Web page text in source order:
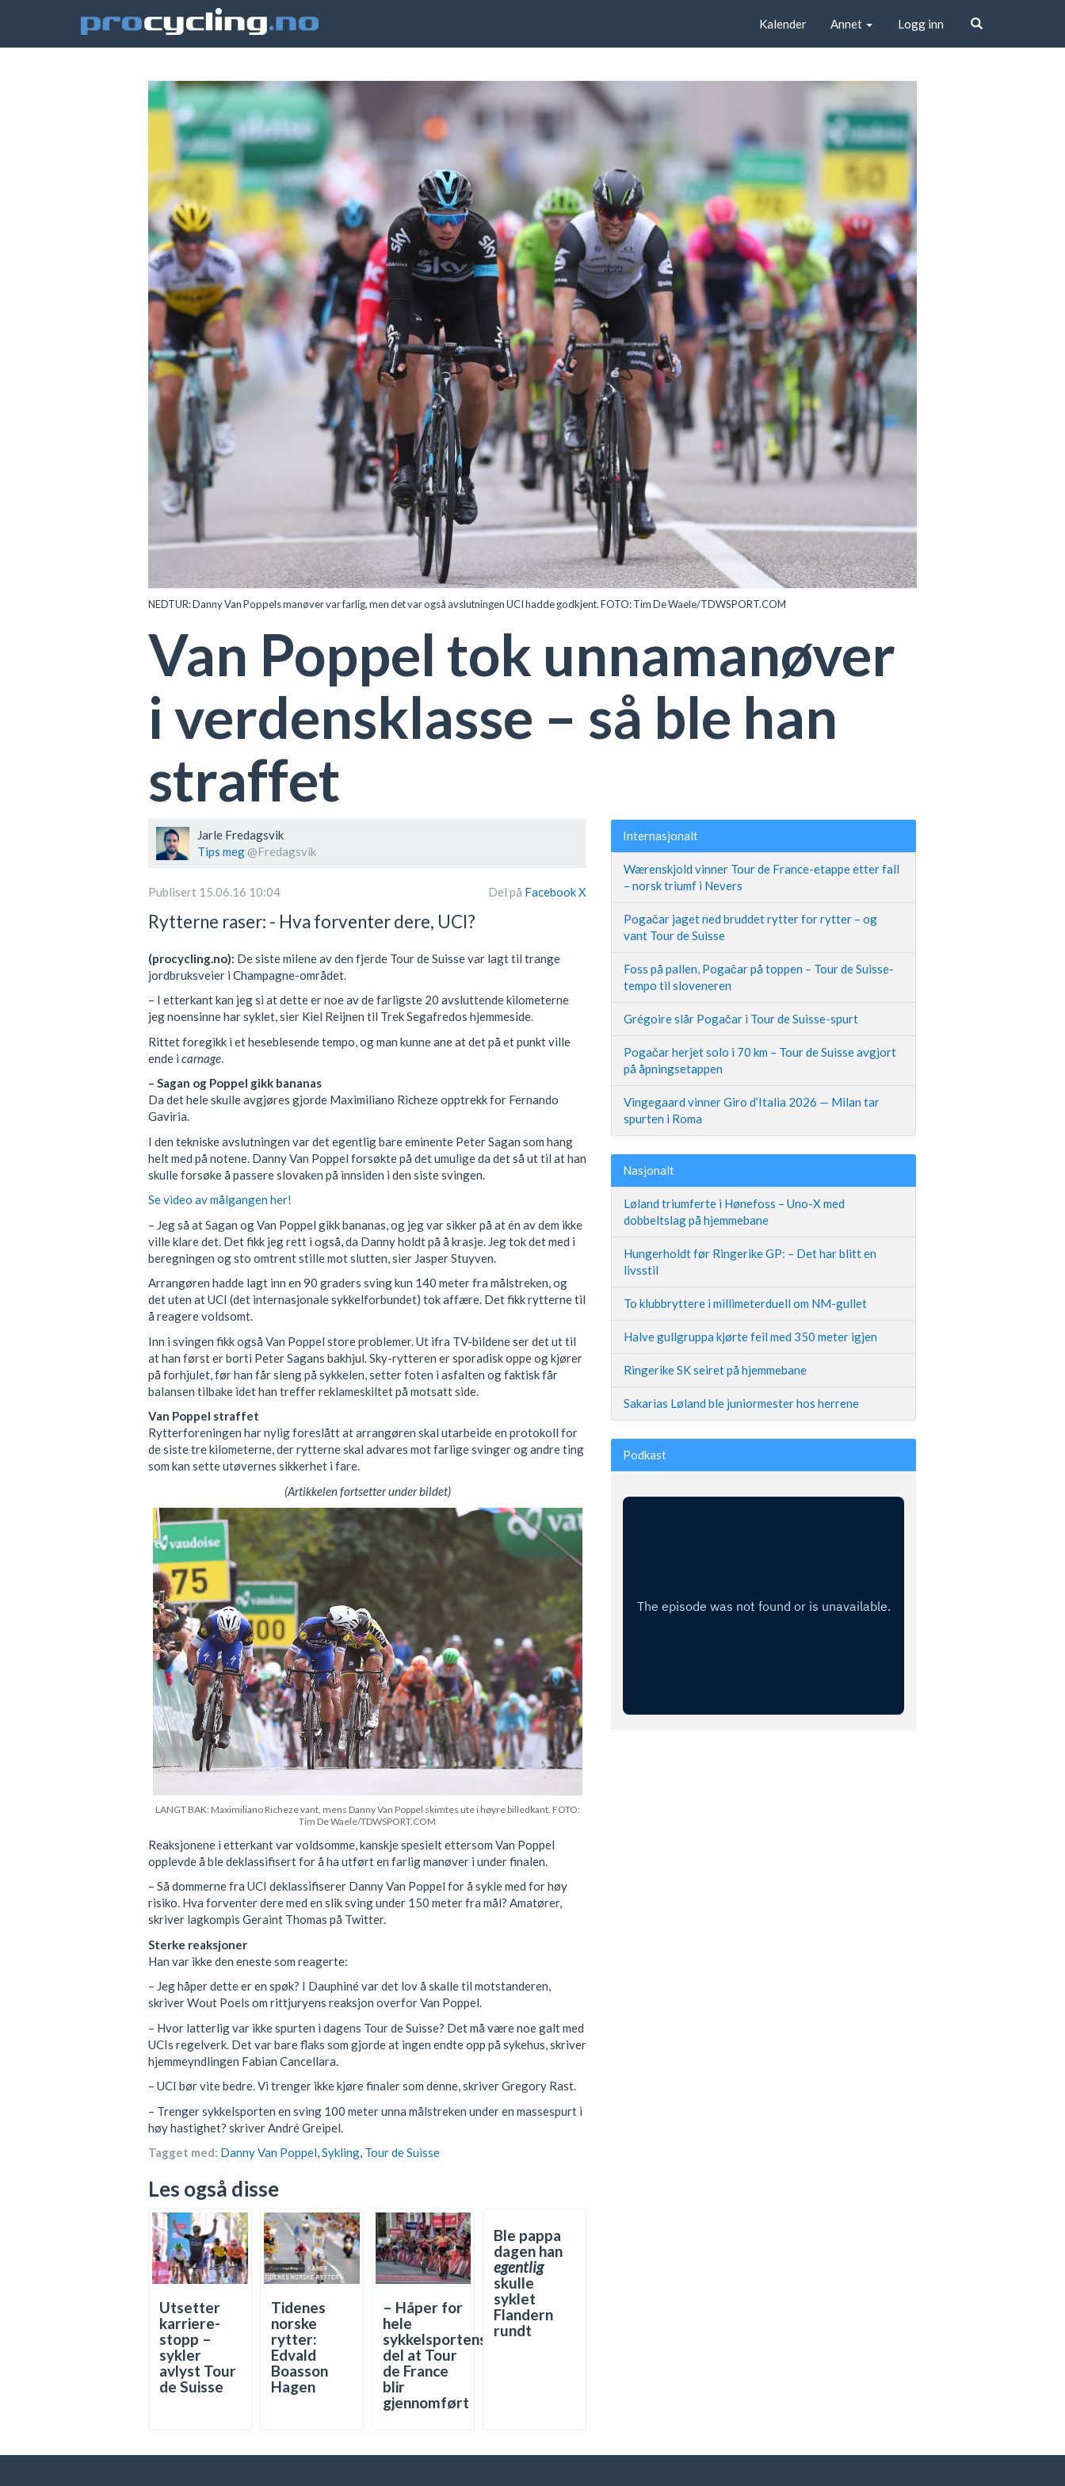
Kalender Annet Logg inn
NEDTUR: Danny Van Poppels manøver var farlig, men det var også avslutningen UCI hadde godkjent. FOTO: Tim De Waele/TDWSPORT.COM
Van Poppel tok unnamanøver
i verdensklasse – så ble han
straffet
Jarle Fredagsvik
Tips meg @Fredagsvik
Publisert 15.06.16 10:04 Del på FacebookX
Rytterne raser: - Hva forventer dere, UCI?
(procycling.no): De siste milene av den fjerde Tour de Suisse var lagt til trange
jordbruksveier i Champagne-området.
– I etterkant kan jeg si at dette er noe av de farligste 20 avsluttende kilometerne
jeg noensinne har syklet, sier Kiel Reijnen til Trek Segafredos hjemmeside.
Rittet foregikk i et heseblesende tempo, og man kunne ane at det på et punkt ville
ende i carnage.
– Sagan og Poppel gikk bananas
Da det hele skulle avgjøres gjorde Maximiliano Richeze opptrekk for Fernando
Gaviria.
I den tekniske avslutningen var det egentlig bare eminente Peter Sagan som hang
helt med på notene. Danny Van Poppel forsøkte på det umulige da det så ut til at han
skulle forsøke å passere slovaken på innsiden i den siste svingen.
Se video av målgangen her!
– Jeg så at Sagan og Van Poppel gikk bananas, og jeg var sikker på at én av dem ikke
ville klare det. Det fikk jeg rett i også, da Danny holdt på å krasje. Jeg tok det med i
beregningen og sto omtrent stille mot slutten, sier Jasper Stuyven.
Arrangøren hadde lagt inn en 90 graders sving kun 140 meter fra målstreken, og
det uten at UCI (det internasjonale sykkelforbundet) tok affære. Det fikk rytterne til
å reagere voldsomt.
Inn i svingen fikk også Van Poppel store problemer. Ut ifra TV-bildene ser det ut til
at han først er borti Peter Sagans bakhjul. Sky-rytteren er sporadisk oppe og kjører
på forhjulet, før han får sleng på sykkelen, setter foten i asfalten og faktisk får
balansen tilbake idet han treffer reklameskiltet på motsatt side.
Van Poppel straffet
Rytterforeningen har nylig foreslått at arrangøren skal utarbeide en protokoll for
de siste tre kilometerne, der rytterne skal advares mot farlige svinger og andre ting
som kan sette utøvernes sikkerhet i fare.
(Artikkelen fortsetter under bildet)
LANGT BAK: Maximiliano Richeze vant, mens Danny Van Poppel skimtes ute i høyre billedkant. FOTO:
Tim De Waele/TDWSPORT.COM
Reaksjonene i etterkant var voldsomme, kanskje spesielt ettersom Van Poppel
opplevde å ble deklassifisert for å ha utført en farlig manøver i under finalen.
– Så dommerne fra UCI deklassifiserer Danny Van Poppel for å sykle med for høy
risiko. Hva forventer dere med en slik sving under 150 meter fra mål? Amatører,
skriver lagkompis Geraint Thomas på Twitter.
Sterke reaksjoner
Han var ikke den eneste som reagerte:
– Jeg håper dette er en spøk? I Dauphiné var det lov å skalle til motstanderen,
skriver Wout Poels om rittjuryens reaksjon overfor Van Poppel.
– Hvor latterlig var ikke spurten i dagens Tour de Suisse? Det må være noe galt med
UCIs regelverk. Det var bare flaks som gjorde at ingen endte opp på sykehus, skriver
hjemmeyndlingen Fabian Cancellara.
– UCI bør vite bedre. Vi trenger ikke kjøre finaler som denne, skriver Gregory Rast.
– Trenger sykkelsporten en sving 100 meter unna målstreken under en massespurt i
høy hastighet? skriver André Greipel.
Tagget med: Danny Van Poppel,Sykling, Tour de Suisse
Les også disse
Utsetter
karriere-
stopp –
sykler
avlyst Tour
de Suisse
Tidenes
norske
rytter:
Edvald
Boasson
Hagen
– Håper for
hele
sykkelsportens
del at Tour
de France
blir
gjennomført
Ble pappa
dagen han
egentlig
skulle
syklet
Flandern
rundt
Internasjonalt
Wærenskjold vinner Tour de France-etappe etter fall
– norsk triumf i Nevers
Pogačar jaget ned bruddet rytter for rytter – og
vant Tour de Suisse
Foss på pallen, Pogačar på toppen – Tour de Suisse-
tempo til sloveneren
Grégoire slår Pogačar i Tour de Suisse-spurt
Pogačar herjet solo i 70 km – Tour de Suisse avgjort
på åpningsetappen
Vingegaard vinner Giro d’Italia 2026 — Milan tar
spurten i Roma
Nasjonalt
Løland triumferte i Hønefoss – Uno-X med
dobbeltslag på hjemmebane
Hungerholdt før Ringerike GP: – Det har blitt en
livsstil
To klubbryttere i millimeterduell om NM-gullet
Halve gullgruppa kjørte feil med 350 meter igjen
Ringerike SK seiret på hjemmebane
Sakarias Løland ble juniormester hos herrene
Podkast